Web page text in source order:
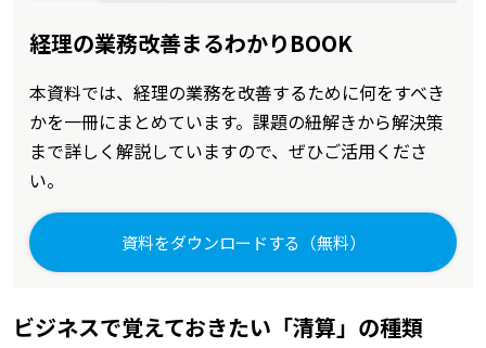
経理の業務改善まるわかりBOOK
本資料では、経理の業務を改善するために何をすべき
かを一冊にまとめています。課題の紐解きから解決策
まで詳しく解説していますので、ぜひご活用くださ
い。
資料をダウンロードする（無料）
ビジネスで覚えておきたい「清算」の種類